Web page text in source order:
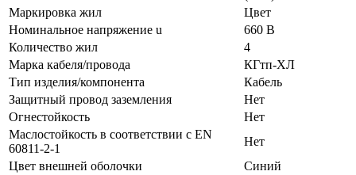
Маркировка жил
Цвет
Номинальное напряжение u
660 В
Количество жил
4
Марка кабеля/провода
КГтп-ХЛ
Тип изделия/компонента
Кабель
Защитный провод заземления
Нет
Огнестойкость
Нет
Маслостойкость в соответствии с EN
60811-2-1
Нет
Цвет внешней оболочки
Синий